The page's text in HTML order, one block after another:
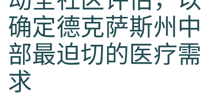
确定德克萨斯州中
部最迫切的医疗需
求